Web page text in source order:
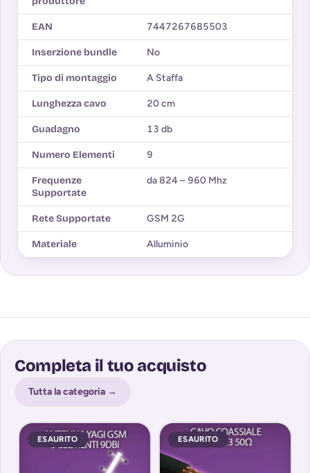
EAN 7447267685503
Inserzione bundle No
Tipo di montaggio A Staffa
Lunghezza cavo 20 cm
Guadagno 13 db
Numero Elementi 9
Frequenze
Supportate
da 824 – 960 Mhz
Rete Supportate GSM 2G
Materiale Alluminio
Completa il tuo acquisto
Tutta la categoria →
ESAURITO ESAURITO